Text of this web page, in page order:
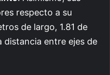
respecto a su
de largo, 1.81 de
distancia entre ejes de